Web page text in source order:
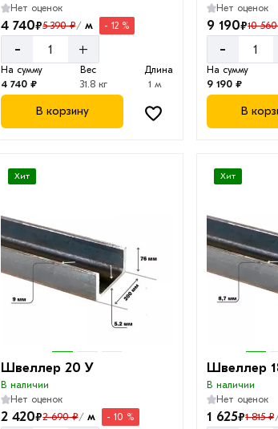
Нет оценок
4 740₽5 390 ₽/ м - 12 %
- +
На сумму
4 740 ₽
Вес
31.8 кг
Длина
1 м
В корзину
Нет оценок
9 190₽10
-
На сумму
9 190 ₽
В
Хит
Швеллер 20 У
В наличии
Нет оценок
2 420₽2 690 ₽/ м - 10 %
Хит
Швеллер
В наличии
Нет оценок
1 625₽1 815 ₽